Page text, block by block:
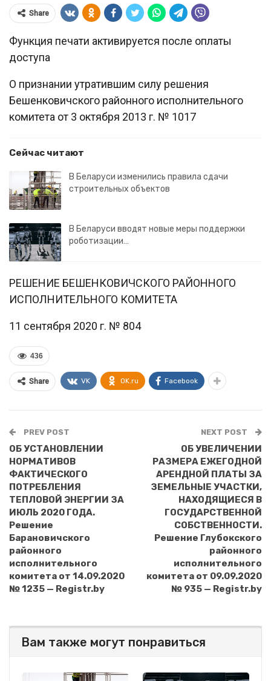
Share
Функция печати активируется после оплаты
доступа
О признании утратившим силу решения
Бешенковичского районного исполнительного
комитета от 3 октября 2013 г. № 1017
Сейчас читают
В Беларуси изменились правила сдачи
строительных объектов
В Беларуси вводят новые меры поддержки
роботизации…
РЕШЕНИЕ БЕШЕНКОВИЧСКОГО РАЙОННОГО
ИСПОЛНИТЕЛЬНОГО КОМИТЕТА
11 сентября 2020 г. № 804
436
Share VK OK.ru Facebook
PREV POST
ОБ УСТАНОВЛЕНИИ
НОРМАТИВОВ
ФАКТИЧЕСКОГО
ПОТРЕБЛЕНИЯ
ТЕПЛОВОЙ ЭНЕРГИИ ЗА
ИЮЛЬ 2020 ГОДА.
Решение
Барановичского
районного
исполнительного
комитета от 14.09.2020
№ 1235 — Registr.by
NEXT POST
ОБ УВЕЛИЧЕНИИ
РАЗМЕРА ЕЖЕГОДНОЙ
АРЕНДНОЙ ПЛАТЫ ЗА
ЗЕМЕЛЬНЫЕ УЧАСТКИ,
НАХОДЯЩИЕСЯ В
ГОСУДАРСТВЕННОЙ
СОБСТВЕННОСТИ.
Решение Глубокского
районного
исполнительного
комитета от 09.09.2020
№ 935 — Registr.by
Вам также могут понравиться